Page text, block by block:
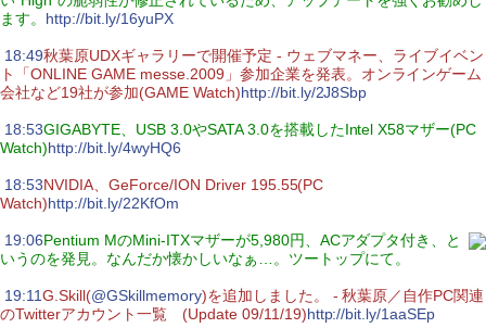
ます。 http://bit.ly/16yuPX
18:49秋葉原UDXギャラリーで開催予定 - ウェブマネー、ライブイベン
ト「ONLINE GAME messe.2009」参加企業を発表。オンラインゲーム
会社など19社が参加(GAME Watch)http://bit.ly/2J8Sbp
18:53GIGABYTE、USB 3.0やSATA 3.0を搭載したIntel X58マザー(PC
Watch)http://bit.ly/4wyHQ6
18:53NVIDIA、GeForce/ION Driver 195.55(PC
Watch)http://bit.ly/22KfOm
19:06Pentium MのMini-ITXマザーが5,980円、ACアダプタ付き、と
いうのを発見。なんだか懐かしいなぁ…。ツートップにて。
19:11G.Skill(@GSkillmemory)を追加しました。 - 秋葉原／自作PC関連
のTwitterアカウント一覧 (Update 09/11/19)http://bit.ly/1aaSEp